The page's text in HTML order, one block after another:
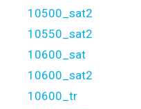
10500_sat2
10550_sat2
10600_sat
10600_sat2
10600_tr